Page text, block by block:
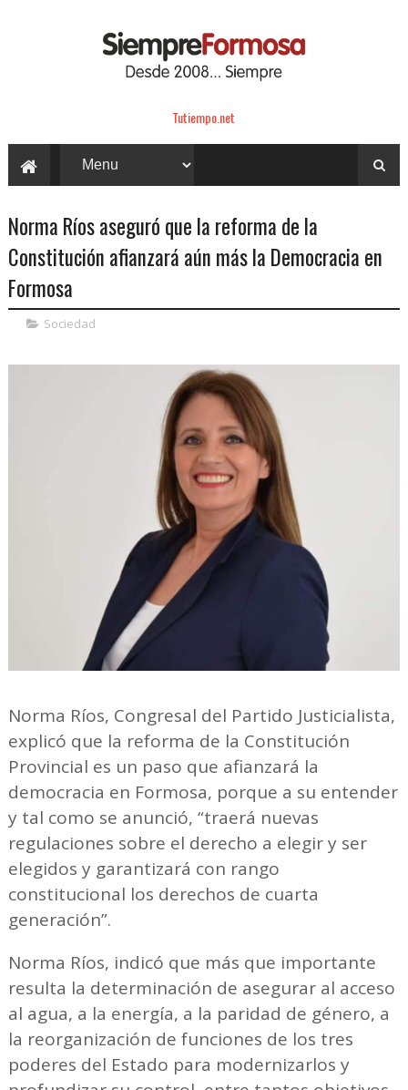
Tutiempo.net
Norma Ríos aseguró que la reforma de la
Constitución afianzará aún más la Democracia en
Formosa
Sociedad
Norma Ríos, Congresal del Partido Justicialista,
explicó que la reforma de la Constitución
Provincial es un paso que afianzará la
democracia en Formosa, porque a su entender
y tal como se anunció, “traerá nuevas
regulaciones sobre el derecho a elegir y ser
elegidos y garantizará con rango
constitucional los derechos de cuarta
generación”.
Norma Ríos, indicó que más que importante
resulta la determinación de asegurar al acceso
al agua, a la energía, a la paridad de género, a
la reorganización de funciones de los tres
poderes del Estado para modernizarlos y